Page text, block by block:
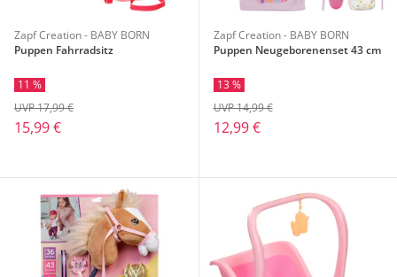
Zapf Creation - BABY BORN
Puppen Fahrradsitz
11 %
15,99 €
UVP 17,99 €
Zapf Creation - BABY BORN
Puppen Neugeborenenset 43 cm
13 %
12,99 €
UVP 14,99 €